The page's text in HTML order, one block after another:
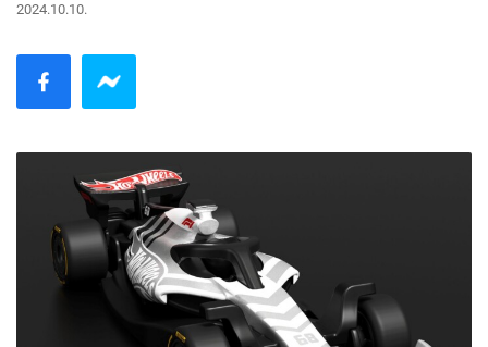
2024.10.10.